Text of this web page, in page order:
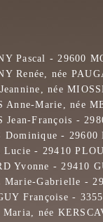
Pascal - 29600
Renée, née
née
Anne-Marie, née
Jean-François -
Dominique -
Lucie - 29410
Yvonne - 29410
Marie-Gabrielle -
Françoise -
Maria, née